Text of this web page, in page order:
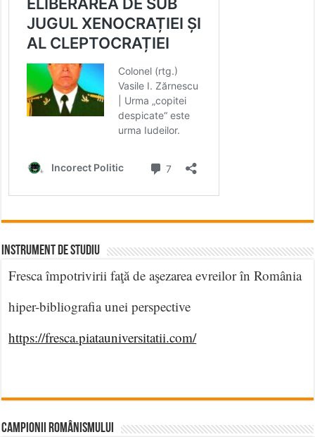
INSTRUMENT DE STUDIU
Fresca împotrivirii faţă de aşezarea evreilor în România
hiper-bibliografia unei perspective
https://fresca.piatauniversitatii.com/
CAMPIONII ROMÂNISMULUI